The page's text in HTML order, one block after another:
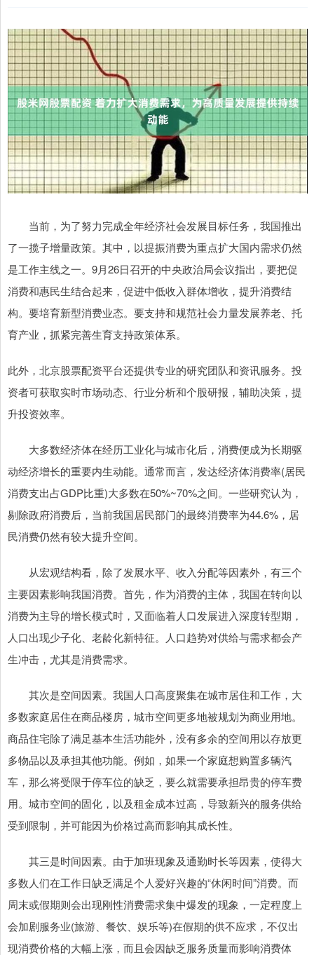
当前，为了努力完成全年经济社会发展目标任务，我国推出
了一揽子增量政策。其中，以提振消费为重点扩大国内需求仍然
是工作主线之一。9月26日召开的中央政治局会议指出，要把促
消费和惠民生结合起来，促进中低收入群体增收，提升消费结
构。要培育新型消费业态。要支持和规范社会力量发展养老、托
育产业，抓紧完善生育支持政策体系。
此外，北京股票配资平台还提供专业的研究团队和资讯服务。投
资者可获取实时市场动态、行业分析和个股研报，辅助决策，提
升投资效率。
大多数经济体在经历工业化与城市化后，消费便成为长期驱
动经济增长的重要内生动能。通常而言，发达经济体消费率(居民
消费支出占GDP比重)大多数在50%~70%之间。一些研究认为，
剔除政府消费后，当前我国居民部门的最终消费率为44.6%，居
民消费仍然有较大提升空间。
从宏观结构看，除了发展水平、收入分配等因素外，有三个
主要因素影响我国消费。首先，作为消费的主体，我国在转向以
消费为主导的增长模式时，又面临着人口发展进入深度转型期，
人口出现少子化、老龄化新特征。人口趋势对供给与需求都会产
生冲击，尤其是消费需求。
其次是空间因素。我国人口高度聚集在城市居住和工作，大
多数家庭居住在商品楼房，城市空间更多地被规划为商业用地。
商品住宅除了满足基本生活功能外，没有多余的空间用以存放更
多物品以及承担其他功能。例如，如果一个家庭想购置多辆汽
车，那么将受限于停车位的缺乏，要么就需要承担昂贵的停车费
用。城市空间的固化，以及租金成本过高，导致新兴的服务供给
受到限制，并可能因为价格过高而影响其成长性。
其三是时间因素。由于加班现象及通勤时长等因素，使得大
多数人们在工作日缺乏满足个人爱好兴趣的“休闲时间”消费。而
周末或假期则会出现刚性消费需求集中爆发的现象，一定程度上
会加剧服务业(旅游、餐饮、娱乐等)在假期的供不应求，不仅出
现消费价格的大幅上涨，而且会因缺乏服务质量而影响消费体